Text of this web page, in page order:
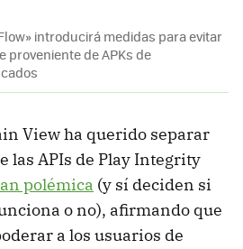
introducirá medidas para evitar
proveniente de APKs de
View ha querido separar
las APIs de Play Integrity
polémica (y sí deciden si
o no), afirmando que
a los usuarios de